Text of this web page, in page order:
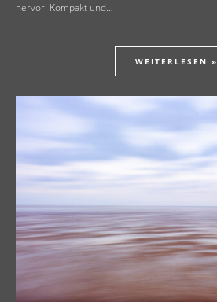
hervor. Kompakt und…
WEITERLESEN »